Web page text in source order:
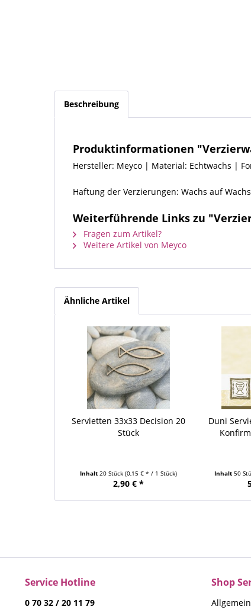
Beschreibung
Produktinformationen
Hersteller: Meyco | Material: Echtwachs |
Haftung der Verzierungen: Wachs auf Wachs
Weiterführende Links zu
Fragen zum Artikel?
Weitere Artikel von Meyco
Ähnliche Artikel
Servietten 33x33 Decision 20
Stück
Inhalt 20 Stück (0,15 € * / 1 Stück)
2,90 € *
Duni
Inhalt50
Service Hotline
0 70 32 / 20 11 79
Shop